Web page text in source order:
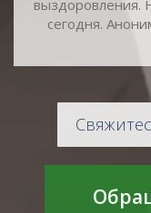
выздоровления.
сегодня.